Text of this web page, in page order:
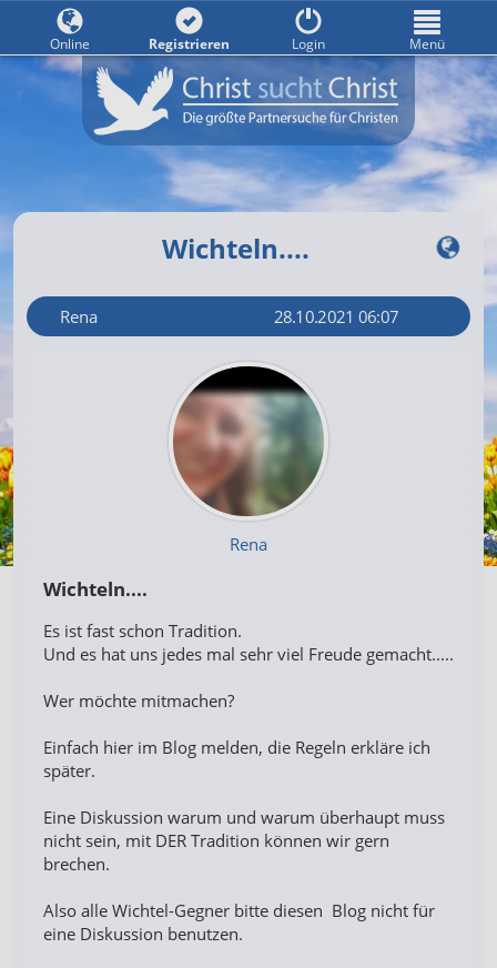
Wichteln....
Rena 28.10.2021 06:07
Rena
Wichteln....
Es ist fast schon Tradition.
Und es hat uns jedes mal sehr viel Freude gemacht.....
Wer möchte mitmachen?
Einfach hier im Blog melden, die Regeln erkläre ich
später.
Eine Diskussion warum und warum überhaupt muss
nicht sein, mit DER Tradition können wir gern
brechen.
Also alle Wichtel-Gegner bitte diesen Blog nicht für
eine Diskussion benutzen.
Online Registrieren Login Menü